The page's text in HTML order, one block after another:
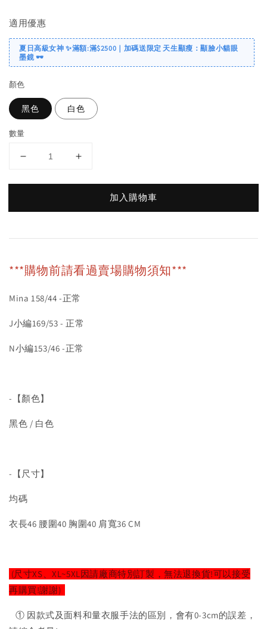
適用優惠
夏日高級女神 ✨滿額:滿$2500｜加碼送限定 天生顯瘦：顯臉小貓眼
墨鏡 🕶️
顏色
黑色 白色
數量
加入購物車
***購物前請看過賣場購物須知***
Mina 158/44 -正常
J小編169/53 - 正常
N小編153/46 -正常
-【顏色】
黑色 / 白色
-【尺寸】
均碼
衣長46 腰圍40 胸圍40 肩寬36 CM
(尺寸XS、XL~5XL因請廠商特別訂製，無法退換貨!可以接受
再購買!謝謝)
① 因款式及面料和量衣服手法的區別，會有0-3cm的誤差，